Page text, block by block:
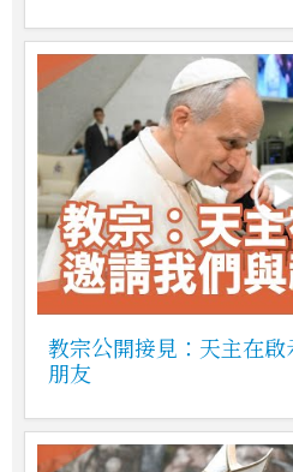
教宗公開接見：天主在
朋友